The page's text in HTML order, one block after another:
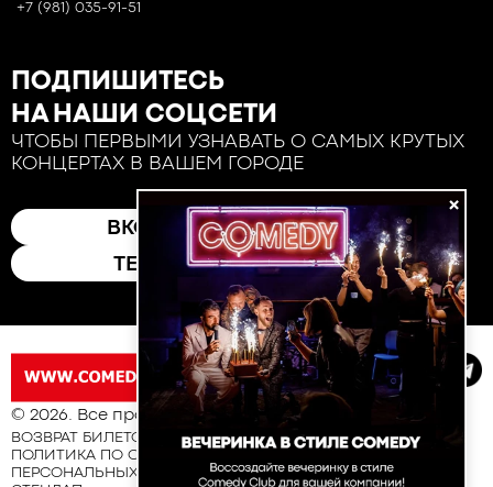
+7 (981) 035-91-51
×
ПОДПИШИТЕСЬ
НА НАШИ СОЦСЕТИ
ЧТОБЫ ПЕРВЫМИ УЗНАВАТЬ О САМЫХ КРУТЫХ
КОНЦЕРТАХ В ВАШЕМ ГОРОДЕ
ВКОНТАКТЕ
ТЕЛЕГРАМ
© 2026. Все права защищены
ВОЗВРАТ БИЛЕТОВ
ПОЛИТИКА ПО ОБРАБОТКЕ И ЗАЩИТЕ
ПЕРСОНАЛЬНЫХ ДАННЫХ